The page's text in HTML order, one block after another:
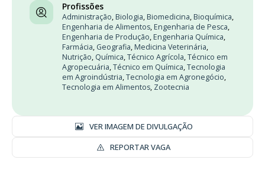
Profissões
Administração, Biologia, Biomedicina, Bioquímica,
Engenharia de Alimentos, Engenharia de Pesca,
Engenharia de Produção, Engenharia Química,
Farmácia, Geografia, Medicina Veterinária,
Nutrição, Química,Técnico Agrícola,Técnico em
Agropecuária,Técnico em Química,Tecnologia
em Agroindústria,Tecnologia em Agronegócio,
Tecnologia em Alimentos, Zootecnia
VER IMAGEM DE DIVULGAÇÃO
REPORTAR VAGA